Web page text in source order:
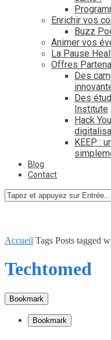
Enrichir vos
Buzz
Animer vos
La Pause
Offres
Des
Des
Institute
Hack
KEEP :
Blog
Contact
Accueil Tags Posts tagged
Techtomed
Bookmark
Bookmark